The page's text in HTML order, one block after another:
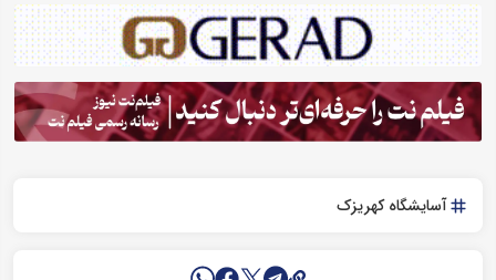
آسایشگاه کهریزک